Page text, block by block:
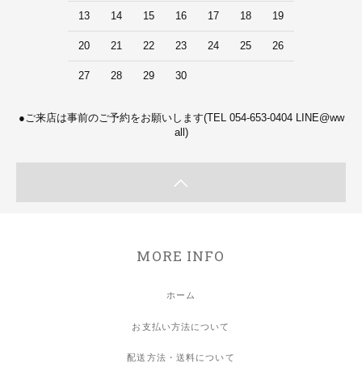
13 14 15 16 17 18 19
20 21 22 23 24 25 26
27 28 29 30
●ご来店は事前のご予約をお願いします(TEL 054-653-0404 LINE@ww
all)
MORE INFO
ホーム
お支払い方法について
配送方法・送料について